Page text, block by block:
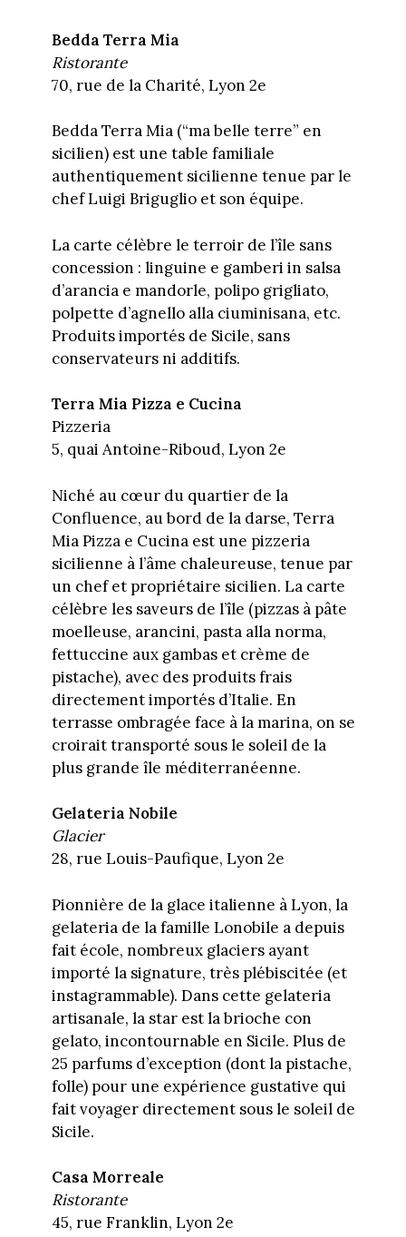
Bedda Terra Mia
Ristorante
70, rue de la Charité, Lyon 2e
Bedda Terra Mia (“ma belle terre” en
sicilien) est une table familiale
authentiquement sicilienne tenue par le
chef Luigi Briguglio et son équipe.
La carte célèbre le terroir de l’île sans
concession : linguine e gamberi in salsa
d’arancia e mandorle, polipo grigliato,
polpette d’agnello alla ciuminisana, etc.
Produits importés de Sicile, sans
conservateurs ni additifs.
Terra Mia Pizza e Cucina
Pizzeria
5, quai Antoine-Riboud, Lyon 2e
Niché au cœur du quartier de la
Confluence, au bord de la darse, Terra
Mia Pizza e Cucina est une pizzeria
sicilienne à l’âme chaleureuse, tenue par
un chef et propriétaire sicilien. La carte
célèbre les saveurs de l’île (pizzas à pâte
moelleuse, arancini, pasta alla norma,
fettuccine aux gambas et crème de
pistache), avec des produits frais
directement importés d’Italie. En
terrasse ombragée face à la marina, on se
croirait transporté sous le soleil de la
plus grande île méditerranéenne.
Gelateria Nobile
Glacier
28, rue Louis-Paufique, Lyon 2e
Pionnière de la glace italienne à Lyon, la
gelateria de la famille Lonobile a depuis
fait école, nombreux glaciers ayant
importé la signature, très plébiscitée (et
instagrammable). Dans cette gelateria
artisanale, la star est la brioche con
gelato, incontournable en Sicile. Plus de
25 parfums d’exception (dont la pistache,
folle) pour une expérience gustative qui
fait voyager directement sous le soleil de
Sicile.
Casa Morreale
Ristorante
45, rue Franklin, Lyon 2e